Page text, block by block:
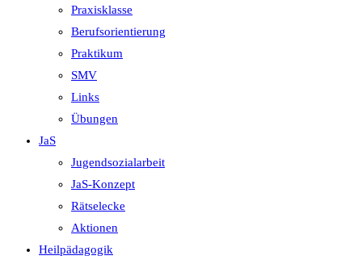
Praxisklasse
Berufsorientierung
Praktikum
SMV
Links
Übungen
JaS
Jugendsozialarbeit
JaS-Konzept
Rätselecke
Aktionen
Heilpädagogik